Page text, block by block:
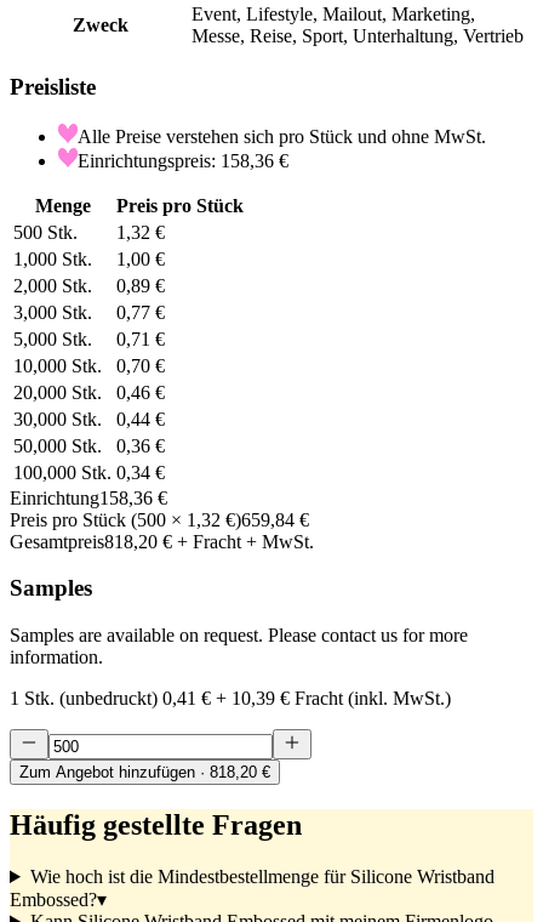
Zweck
Event, Lifestyle, Mailout, Marketing,
Messe, Reise, Sport, Unterhaltung, Vertrieb
Preisliste
Alle Preise verstehen sich pro Stück und ohne MwSt.
Einrichtungspreis: 158,36 €
Menge
Preis pro Stück
500 Stk.
1,32 €
1,000 Stk.
1,00 €
2,000 Stk.
0,89 €
3,000 Stk.
0,77 €
5,000 Stk.
0,71 €
10,000 Stk.
0,70 €
20,000 Stk.
0,46 €
30,000 Stk.
0,44 €
50,000 Stk.
0,36 €
100,000 Stk. 0,34 €
Einrichtung158,36 €
Preis pro Stück (500 × 1,32 €)659,84 €
Gesamtpreis818,20 € + Fracht + MwSt.
Samples
Samples are available on request. Please contact us for more
information.
1 Stk. (unbedruckt) 0,41 € + 10,39 € Fracht (inkl. MwSt.)
Zum Angebot hinzufügen · 818,20 €
Häufig gestellte Fragen
Wie hoch ist die Mindestbestellmenge für Silicone Wristband
Embossed?▾